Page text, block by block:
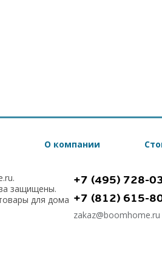
О компании
защищены.
для дома
+7 (495) 728-
+7 (812) 615-
zakaz@boomhome.ru